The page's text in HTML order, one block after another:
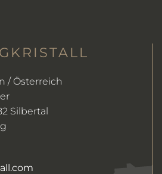
/ Österreich
Silbertal